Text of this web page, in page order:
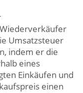
Umsatzsteuer
indem er die
eines
Einkäufen und
einen